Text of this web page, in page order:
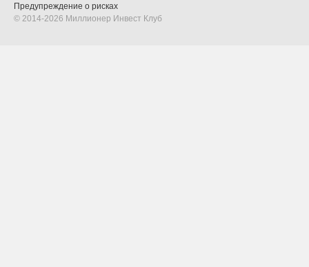
Предупреждение о рисках
© 2014-2026 Миллионер Инвест Клуб